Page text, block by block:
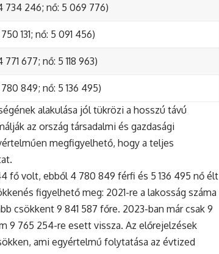
246; nő: 5 069 776)
131; nő: 5 091 456)
677; nő: 5 118 963)
849; nő: 5 136 495)
alakulása jól tükrözi a hosszú távú
az ország társadalmi és gazdasági
megfigyelhető, hogy a teljes
fő volt, ebből 4 780 849 férfi és 5 136 495 nő élt
figyelhető meg: 2021-re a lakosság száma
csökkent 9 841 587 főre. 2023-ban már csak 9
9 765 254-re esett vissza. Az előrejelzések
ami egyértelmű folytatása az évtized